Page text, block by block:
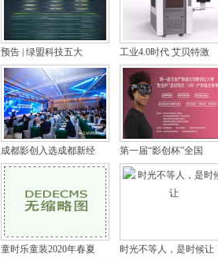
预告 | 绿盟科技五大 工业4.0时代 艾贝特激
成都影创入选成都新经 第一届“影创杯”全国
童时乐童装2020年春夏 时光不等人，是时候让